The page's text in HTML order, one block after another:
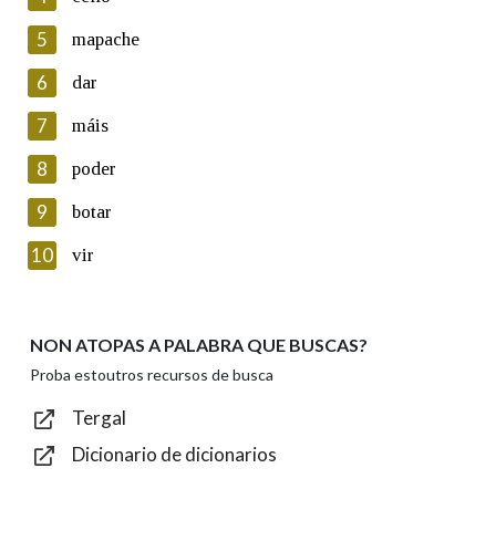
Lin e acepto as condicións da política de
Introduce o código que aparece na imaxe:
Texto de verificación
Enviar
5 mapache
6 dar
7 máis
8 poder
9 botar
10 vir
NON ATOPAS A PALABRA QUE BUSCAS?
Proba estoutros recursos de busca
Tergal
Dicionario de dicionarios